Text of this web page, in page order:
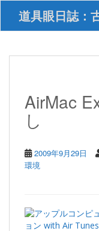
i
道具眼日誌：
AirMac
し
2009年9月29日
環境